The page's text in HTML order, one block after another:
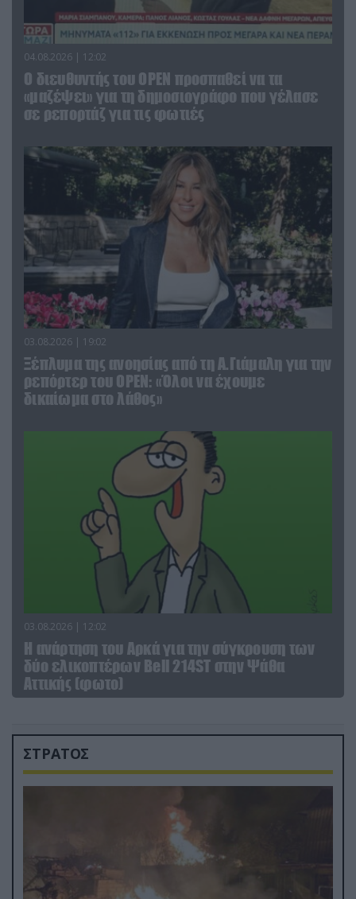
04.08.2026 | 12:02
O διευθυντής του OPEN προσπαθεί να τα
«μαζέψει» για τη δημοσιογράφο που γέλασε
σε ρεπορτάζ για τις φωτιές
03.08.2026 | 19:02
Ξέπλυμα της ανοησίας από τη Α.Γιάμαλη για την
ρεπόρτερ του ΟΡΕΝ: «Όλοι να έχουμε
δικαίωμα στο λάθος»
03.08.2026 | 12:02
Η ανάρτηση του Αρκά για την σύγκρουση των
δύο ελικοπτέρων Bell 214ST στην Ψάθα
Αττικής (φωτο)
ΣΤΡΑΤΟΣ